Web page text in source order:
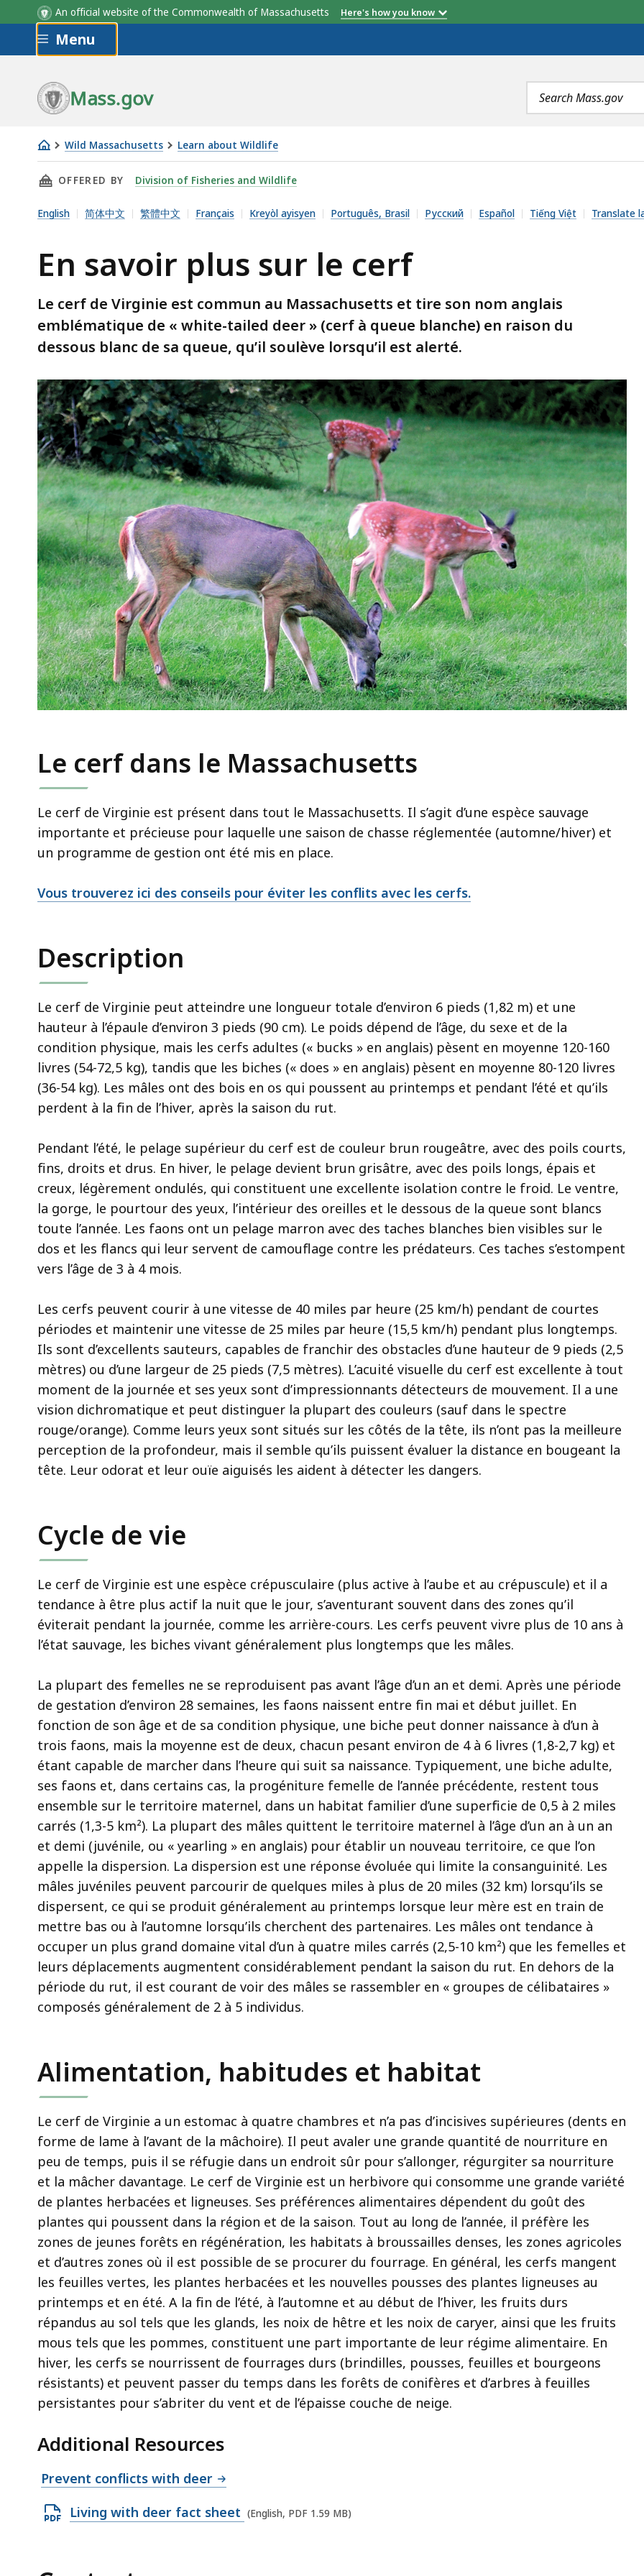
An official website of the Commonwealth of Massachusetts Here's how you know
Skip to main content
Menu
Mass.gov
Search
terms
Wild Massachusetts Learn about Wildlife
En
savoir
sur
cerf
THIS PAGE, EN SAVOIR PLUS SUR LE CERF, IS
OFFERED BY Division of Fisheries and Wildlife
English 简体中文 繁體中文 Français Kreyòl ayisyen Português, Brasil Русский Español Tiếng Việt Translate
En savoir plus sur le cerf
Le cerf de Virginie est commun au Massachusetts et tire son nom anglais
emblématique de « white-tailed deer » (cerf à queue blanche) en raison du
dessous blanc de sa queue, qu’il soulève lorsqu’il est alerté.
Le cerf dans le Massachusetts
Le cerf de Virginie est présent dans tout le Massachusetts. Il s’agit d’une espèce sauvage
importante et précieuse pour laquelle une saison de chasse réglementée (automne/hiver) et
un programme de gestion ont été mis en place.
Vous trouverez ici des conseils pour éviter les conflits avec les cerfs.
Description
Le cerf de Virginie peut atteindre une longueur totale d’environ 6 pieds (1,82 m) et une
hauteur à l’épaule d’environ 3 pieds (90 cm). Le poids dépend de l’âge, du sexe et de la
condition physique, mais les cerfs adultes (« bucks » en anglais) pèsent en moyenne 120-160
livres (54-72,5 kg), tandis que les biches (« does » en anglais) pèsent en moyenne 80-120 livres
(36-54 kg). Les mâles ont des bois en os qui poussent au printemps et pendant l’été et qu’ils
perdent à la fin de l’hiver, après la saison du rut.
Pendant l’été, le pelage supérieur du cerf est de couleur brun rougeâtre, avec des poils courts,
fins, droits et drus. En hiver, le pelage devient brun grisâtre, avec des poils longs, épais et
creux, légèrement ondulés, qui constituent une excellente isolation contre le froid. Le ventre,
la gorge, le pourtour des yeux, l’intérieur des oreilles et le dessous de la queue sont blancs
toute l’année. Les faons ont un pelage marron avec des taches blanches bien visibles sur le
dos et les flancs qui leur servent de camouflage contre les prédateurs. Ces taches s’estompent
vers l’âge de 3 à 4 mois.
Les cerfs peuvent courir à une vitesse de 40 miles par heure (25 km/h) pendant de courtes
périodes et maintenir une vitesse de 25 miles par heure (15,5 km/h) pendant plus longtemps.
Ils sont d’excellents sauteurs, capables de franchir des obstacles d’une hauteur de 9 pieds (2,5
mètres) ou d’une largeur de 25 pieds (7,5 mètres). L’acuité visuelle du cerf est excellente à tout
moment de la journée et ses yeux sont d’impressionnants détecteurs de mouvement. Il a une
vision dichromatique et peut distinguer la plupart des couleurs (sauf dans le spectre
rouge/orange). Comme leurs yeux sont situés sur les côtés de la tête, ils n’ont pas la meilleure
perception de la profondeur, mais il semble qu’ils puissent évaluer la distance en bougeant la
tête. Leur odorat et leur ouïe aiguisés les aident à détecter les dangers.
Cycle de vie
Le cerf de Virginie est une espèce crépusculaire (plus active à l’aube et au crépuscule) et il a
tendance à être plus actif la nuit que le jour, s’aventurant souvent dans des zones qu’il
éviterait pendant la journée, comme les arrière-cours. Les cerfs peuvent vivre plus de 10 ans à
l’état sauvage, les biches vivant généralement plus longtemps que les mâles.
La plupart des femelles ne se reproduisent pas avant l’âge d’un an et demi. Après une période
de gestation d’environ 28 semaines, les faons naissent entre fin mai et début juillet. En
fonction de son âge et de sa condition physique, une biche peut donner naissance à d’un à
trois faons, mais la moyenne est de deux, chacun pesant environ de 4 à 6 livres (1,8-2,7 kg) et
étant capable de marcher dans l’heure qui suit sa naissance. Typiquement, une biche adulte,
ses faons et, dans certains cas, la progéniture femelle de l’année précédente, restent tous
ensemble sur le territoire maternel, dans un habitat familier d’une superficie de 0,5 à 2 miles
carrés (1,3-5 km²). La plupart des mâles quittent le territoire maternel à l’âge d’un an à un an
et demi (juvénile, ou « yearling » en anglais) pour établir un nouveau territoire, ce que l’on
appelle la dispersion. La dispersion est une réponse évoluée qui limite la consanguinité. Les
mâles juvéniles peuvent parcourir de quelques miles à plus de 20 miles (32 km) lorsqu’ils se
dispersent, ce qui se produit généralement au printemps lorsque leur mère est en train de
mettre bas ou à l’automne lorsqu’ils cherchent des partenaires. Les mâles ont tendance à
occuper un plus grand domaine vital d’un à quatre miles carrés (2,5-10 km²) que les femelles et
leurs déplacements augmentent considérablement pendant la saison du rut. En dehors de la
période du rut, il est courant de voir des mâles se rassembler en « groupes de célibataires »
composés généralement de 2 à 5 individus.
Alimentation, habitudes et habitat
Le cerf de Virginie a un estomac à quatre chambres et n’a pas d’incisives supérieures (dents en
forme de lame à l’avant de la mâchoire). Il peut avaler une grande quantité de nourriture en
peu de temps, puis il se réfugie dans un endroit sûr pour s’allonger, régurgiter sa nourriture
et la mâcher davantage. Le cerf de Virginie est un herbivore qui consomme une grande variété
de plantes herbacées et ligneuses. Ses préférences alimentaires dépendent du goût des
plantes qui poussent dans la région et de la saison. Tout au long de l’année, il préfère les
zones de jeunes forêts en régénération, les habitats à broussailles denses, les zones agricoles
et d’autres zones où il est possible de se procurer du fourrage. En général, les cerfs mangent
les feuilles vertes, les plantes herbacées et les nouvelles pousses des plantes ligneuses au
printemps et en été. A la fin de l’été, à l’automne et au début de l’hiver, les fruits durs
répandus au sol tels que les glands, les noix de hêtre et les noix de caryer, ainsi que les fruits
mous tels que les pommes, constituent une part importante de leur régime alimentaire. En
hiver, les cerfs se nourrissent de fourrages durs (brindilles, pousses, feuilles et bourgeons
résistants) et peuvent passer du temps dans les forêts de conifères et d’arbres à feuilles
persistantes pour s’abriter du vent et de l’épaisse couche de neige.
Additional Resources
Prevent conflicts with deer
O
Living with deer fact sheet (English, PDF 1.59 MB)